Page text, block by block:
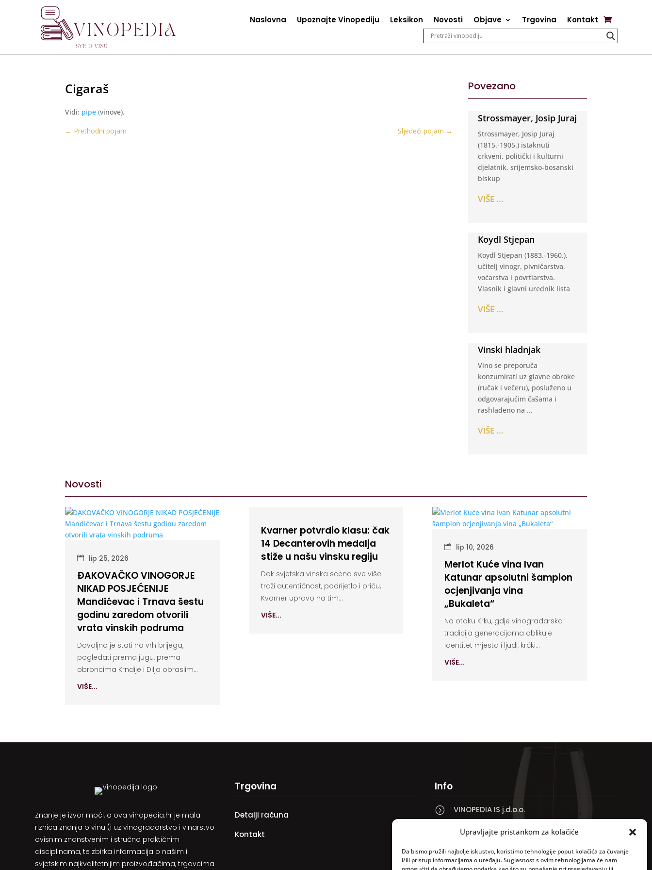
Upravljajte pristankom za kolačiće
Da bismo pružili najbolje iskustvo, koristimo tehnologije poput kolačića za čuvanje
i/ili pristup informacijama o uređaju. Suglasnost s ovim tehnologijama će nam
Naslovna Upoznajte Vinopediju Leksikon Novosti Objave Trgovina Kontakt
Cigaraš
Vidi: pipe (vinove).
← Prethodni pojam Sljedeći pojam →
Povezano
Strossmayer, Josip Juraj
Strossmayer, Josip Juraj
(1815.-1905.) istaknuti
crkveni, politički i kulturni
djelatnik, srijemsko-bosanski
biskup
VIŠE ...
Koydl Stjepan
Koydl Stjepan (1883.-1960.),
učitelj vinogr, pivničarstva,
voćarstva i povrtlarstva.
Vlasnik i glavni urednik lista
VIŠE ...
Vinski hladnjak
Vino se preporuča
konzumirati uz glavne obroke
(ručak i večeru), posluženo u
odgovarajućim čašama i
rashlađeno na ...
VIŠE ...
Novosti
lip 25, 2026
ĐAKOVAČKO VINOGORJE
NIKAD POSJEĆENIJE
Mandićevac i Trnava šestu
godinu zaredom otvorili
vrata vinskih podruma
Dovoljno je stati na vrh brijega,
pogledati prema jugu, prema
obroncima Krndije i Dilja obraslim...
VIŠE...
Kvarner potvrdio klasu: čak
14 Decanterovih medalja
stiže u našu vinsku regiju
Dok svjetska vinska scena sve više
traži autentičnost, podrijetlo i priču,
Kvarner upravo na tim...
VIŠE...
lip 10, 2026
Merlot Kuće vina Ivan
Katunar apsolutni šampion
ocjenjivanja vina
„Bukaleta“
Na otoku Krku, gdje vinogradarska
tradicija generacijama oblikuje
identitet mjesta i ljudi, krčki...
VIŠE...
Znanje je izvor moći, a ova vinopedia.hr je mala
riznica znanja o vinu (i uz vinogradarstvo i vinarstvo
ovisnim znanstvenim i stručno praktičnim
disciplinama, te zbirka informacija o našim i
svjetskim najkvalitetnijim proizvođačima, trgovcima
Trgovina
Detalji računa
Kontakt
Info
= VINOPEDIA IS j.d.o.o.
Taklo 3, 51250 Novi Vinodolski
 Bojana +385 91 738 3613